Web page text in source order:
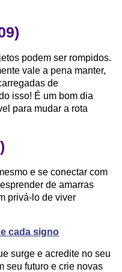
podem ser rompidos.
vale a pena manter,
de
isso! É um bom dia
para mudar a rota
e se conectar com
de amarras
privá-lo de viver
cada signo
surge e acredite no seu
seu futuro e crie novas